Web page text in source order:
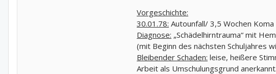
Vorgeschichte:
30.01.78: Autounfall/ 3,5 Wochen Koma
Diagnose: „Schädelhirntrauma“ mit
(mit Beginn des nächsten Schuljahres
Bleibender Schaden: leise, heißere
Arbeit als Umschulungsgrund anerkannt.